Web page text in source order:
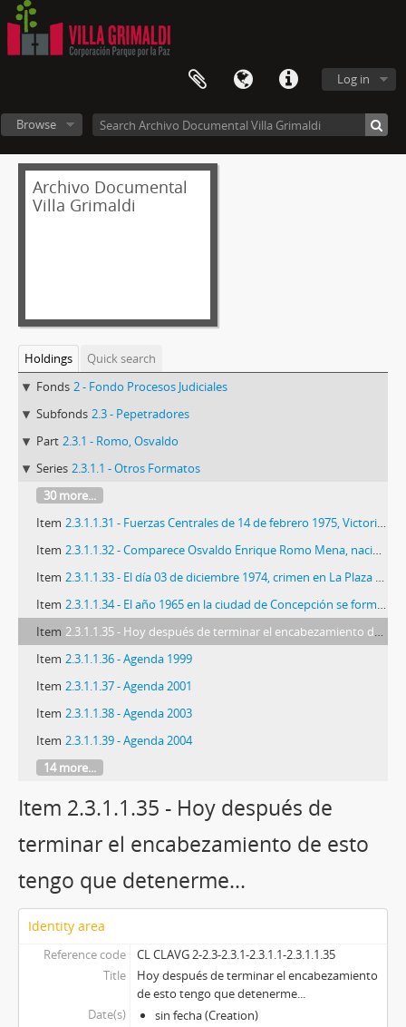
Log in
Browse
Archivo Documental
Villa Grimaldi
Holdings
Quick search
Fonds 2 - Fondo Procesos Judiciales
Subfonds 2.3 - Pepetradores
Part 2.3.1 - Romo, Osvaldo
Series 2.3.1.1 - Otros Formatos
30 more...
Item 2.3.1.1.31 - Fuerzas Centrales de 14 de febrero 1975, Victoria Subercaseaux
Item 2.3.1.1.32 - Comparece Osvaldo Enrique Romo Mena, nacido en Santiago, el 20 de abril de 1938…
Item 2.3.1.1.33 - El día 03 de diciembre 1974, crimen en La Plaza Pedro de Valdivia, en este operativo…
Item 2.3.1.1.34 - El año 1965 en la ciudad de Concepción se forma la 1° Comisión Política
Item 2.3.1.1.35 - Hoy después de terminar el encabezamiento de esto tengo que detenerme...
Item 2.3.1.1.36 - Agenda 1999
Item 2.3.1.1.37 - Agenda 2001
Item 2.3.1.1.38 - Agenda 2003
Item 2.3.1.1.39 - Agenda 2004
14 more...
Item 2.3.1.1.35 - Hoy después de
terminar el encabezamiento de esto
tengo que detenerme...
Identity area
Reference code
CL CLAVG 2-2.3-2.3.1-2.3.1.1-2.3.1.1.35
Title
Hoy después de terminar el encabezamiento
de esto tengo que detenerme...
Date(s)
sin fecha (Creation)